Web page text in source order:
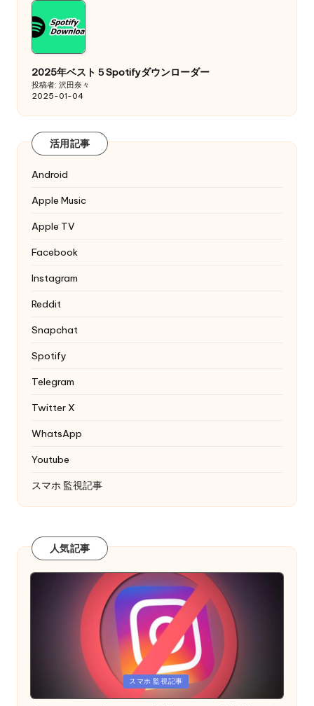
2025年ベスト５Spotifyダウンローダー
投稿者: 沢田奈々
2025-01-04
活用記事
Android
Apple Music
Apple TV
Facebook
Instagram
Reddit
Snapchat
Spotify
Telegram
Twitter X
WhatsApp
Youtube
スマホ 監視記事
人気記事
スマホ 監視記事